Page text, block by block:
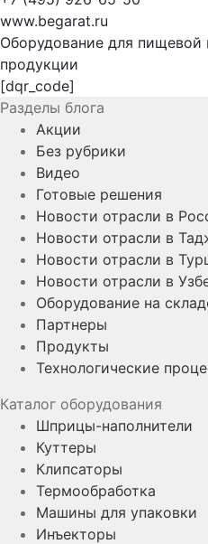
www.begarat.ru
Оборудование для
продукции
[dqr_code]
Разделы блога
Акции
Без рубрики
Видео
Готовые решения
Новости отрасли в
Новости отрасли в
Новости отрасли в
Новости отрасли в
Оборудование на
Партнеры
Продукты
Технологические
Каталог оборудования
Шприцы-наполнители
Куттеры
Клипсаторы
Термообработка
Машины для упаковки
Инъекторы